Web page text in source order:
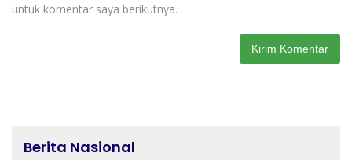
untuk komentar saya berikutnya.
Berita Nasional